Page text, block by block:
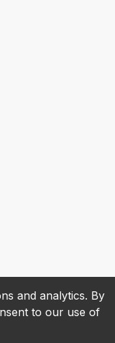
and analytics. By
to our use of